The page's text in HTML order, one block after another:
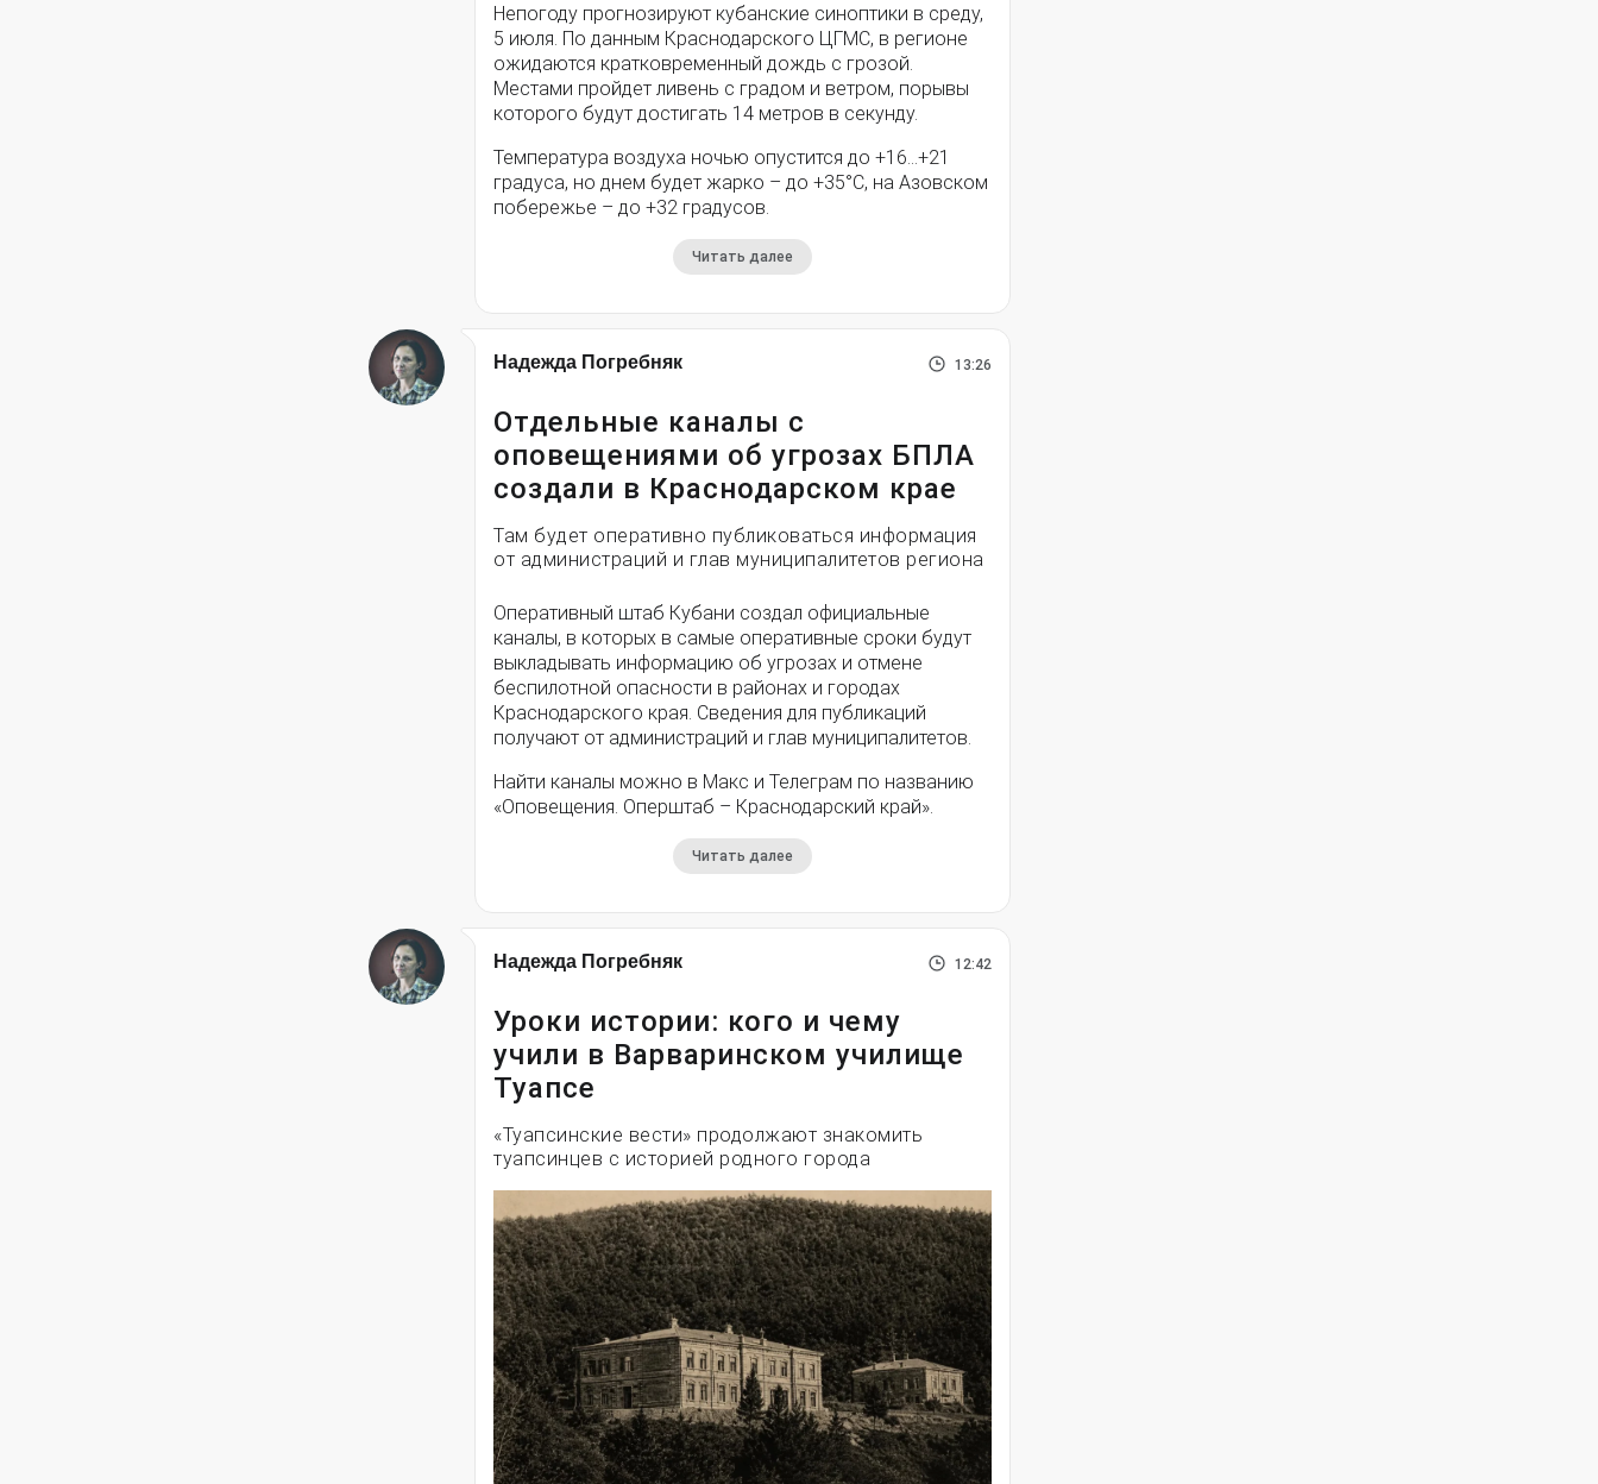
Непогоду прогнозируют кубанские синоптики в среду,
5 июля. По данным Краснодарского ЦГМС, в регионе
ожидаются кратковременный дождь с грозой.
Местами пройдет ливень с градом и ветром, порывы
которого будут достигать 14 метров в секунду.
Температура воздуха ночью опустится до +16…+21
градуса, но днем будет жарко – до +35°С, на Азовском
побережье – до +32 градусов.
Читать далее
Надежда Погребняк 13:26
Отдельные каналы с
оповещениями об угрозах БПЛА
создали в Краснодарском крае
Там будет оперативно публиковаться информация
от администраций и глав муниципалитетов региона
Оперативный штаб Кубани создал официальные
каналы, в которых в самые оперативные сроки будут
выкладывать информацию об угрозах и отмене
беспилотной опасности в районах и городах
Краснодарского края. Сведения для публикаций
получают от администраций и глав муниципалитетов.
Найти каналы можно в Макс и Телеграм по названию
«Оповещения. Оперштаб – Краснодарский край».
Читать далее
Надежда Погребняк 12:42
Уроки истории: кого и чему
учили в Варваринском училище
Туапсе
«Туапсинские вести» продолжают знакомить
туапсинцев с историей родного города